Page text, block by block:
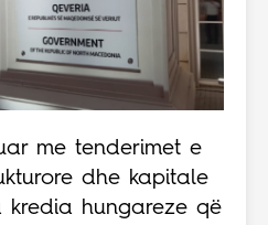
me tenderimet e
dhe kapitale
hungareze që